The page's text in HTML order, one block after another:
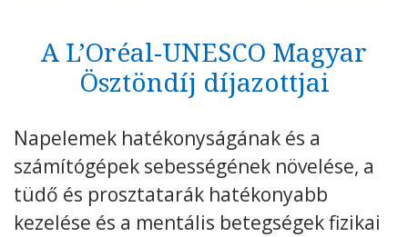
Adatkezelési tájékoztató Impresszum
Technikai információk
A L’Oréal-UNESCO Magyar
Ösztöndíj díjazottjai
Napelemek hatékonyságának és a
számítógépek sebességének növelése, a
tüdő és prosztatarák hatékonyabb
kezelése és a mentális betegségek fizikai